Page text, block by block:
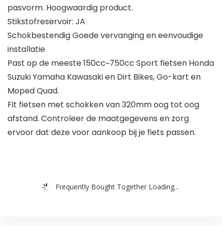
pasvorm. Hoogwaardig product.
Stikstofreservoir: JA
Schokbestendig Goede vervanging en eenvoudige
installatie
Past op de meeste 150cc~750cc Sport fietsen Honda
Suzuki Yamaha Kawasaki en Dirt Bikes, Go-kart en
Moped Quad.
Fit fietsen met schokken van 320mm oog tot oog
afstand. Controleer de maatgegevens en zorg
ervoor dat deze voor aankoop bij je fiets passen.
Frequently Bought Together Loading...